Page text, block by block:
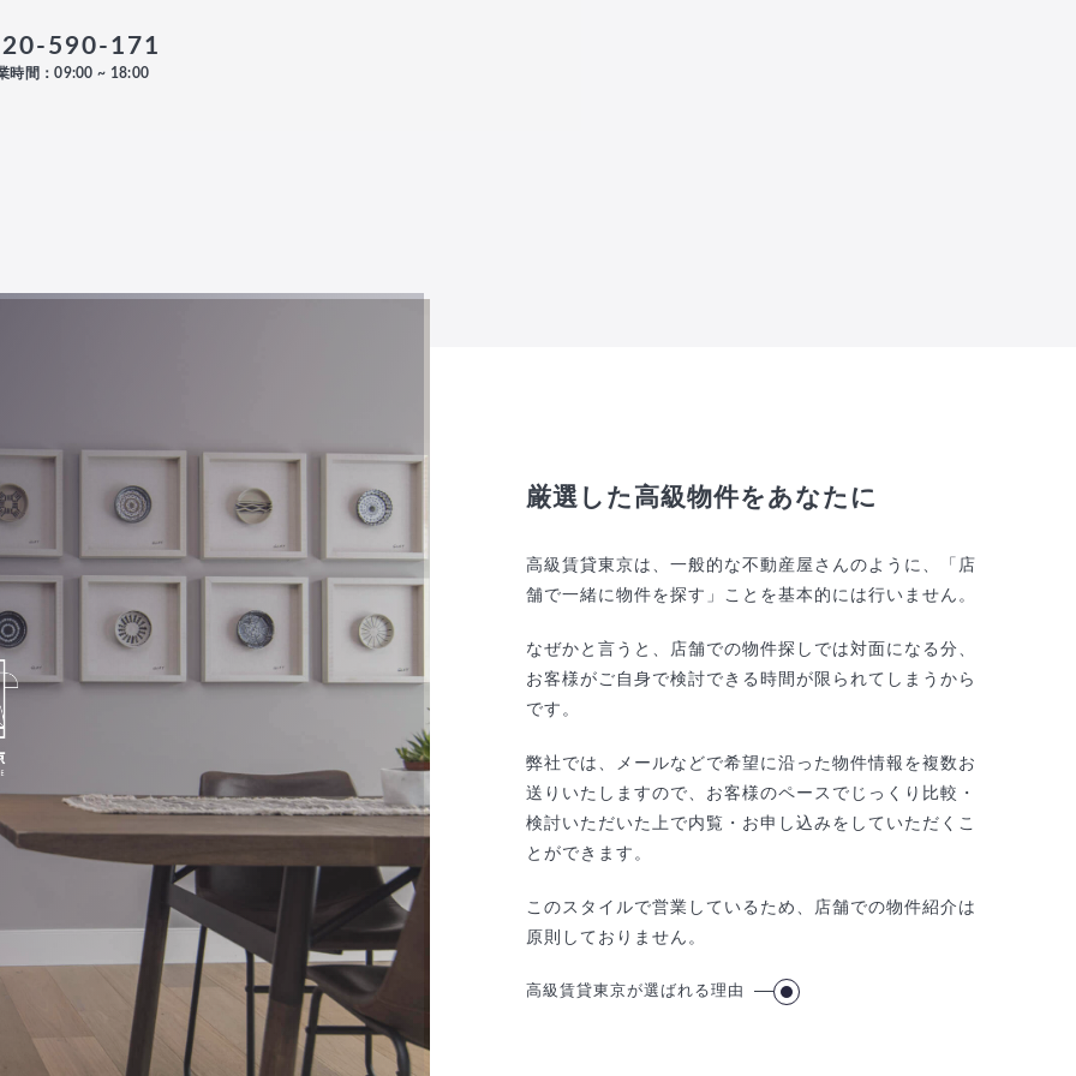
590-171
時間：09:00 ~ 18:00
厳選した高級物件をあなたに
高級賃貸東京は、一般的な不動産屋さんのように、「店
舗で一緒に物件を探す」ことを基本的には行いません。
なぜかと言うと、店舗での物件探しでは対面になる分、
お客様がご自身で検討できる時間が限られてしまうから
です。
弊社では、メールなどで希望に沿った物件情報を複数お
送りいたしますので、お客様のペースでじっくり比較・
検討いただいた上で内覧・お申し込みをしていただくこ
とができます。
このスタイルで営業しているため、店舗での物件紹介は
原則しておりません。
高級賃貸東京が選ばれる理由